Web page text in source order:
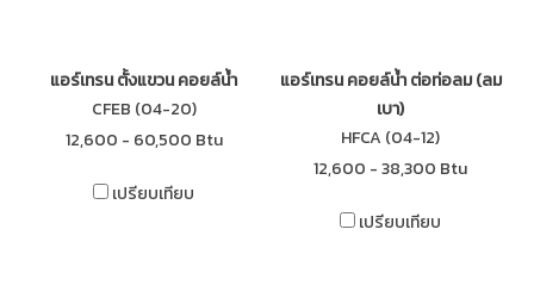
แอร์เทรน ตั้งแขวน คอยล์น้ำ
CFEB (04-20)
12,600 - 60,500 Btu
เปรียบเทียบ
แอร์เทรน คอยล์น้ำ ต่อท่อลม (ลม
เบา)
HFCA (04-12)
12,600 - 38,300 Btu
เปรียบเทียบ